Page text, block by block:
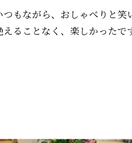
つもながら、おしゃべりと笑
えることなく、楽しかったで